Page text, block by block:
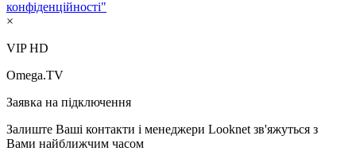
конфіденційності"
×
VIP HD
Omega.TV
Заявка на підключення
Залиште Ваші контакти і менеджери Looknet зв'яжуться з
Вами найближчим часом